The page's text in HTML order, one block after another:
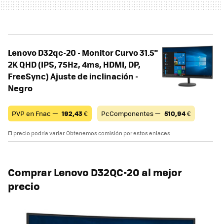
Lenovo D32qc-20 - Monitor Curvo 31.5"
2K QHD (IPS, 75Hz, 4ms, HDMI, DP,
FreeSync) Ajuste de inclinación -
Negro
PVP en Fnac — 192,43€ PcComponentes — 510,94€
El precio podría variar. Obtenemos comisión por estos enlaces
Comprar Lenovo D32QC-20 al mejor
precio